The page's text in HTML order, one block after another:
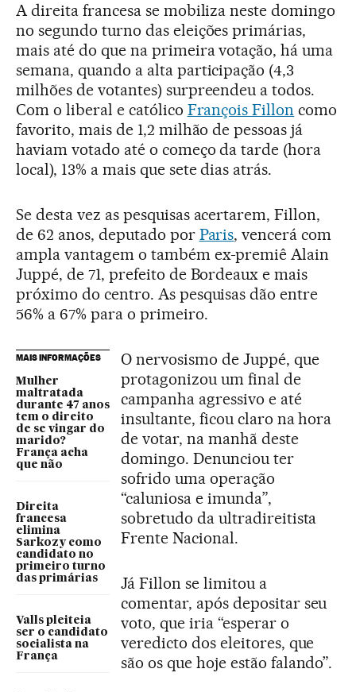
A direita francesa se mobiliza neste domingo
no segundo turno das eleições primárias,
mais até do que na primeira votação, há uma
semana, quando a alta participação (4,3
milhões de votantes) surpreendeu a todos.
Com o liberal e católico François Fillon como
favorito, mais de 1,2 milhão de pessoas já
haviam votado até o começo da tarde (hora
local), 13% a mais que sete dias atrás.
Se desta vez as pesquisas acertarem, Fillon,
de 62 anos, deputado por Paris, vencerá com
ampla vantagem o também ex-premiê Alain
Juppé, de 71, prefeito de Bordeaux e mais
próximo do centro. As pesquisas dão entre
56% a 67% para o primeiro.
MAIS INFORMAÇÕES
Mulher
maltratada
durante 47 anos
tem o direito
de se vingar do
marido?
França acha
que não
Direita
francesa
elimina
Sarkozy como
candidato no
primeiro turno
das primárias
Valls pleiteia
ser o candidato
socialista na
França
O nervosismo de Juppé, que
protagonizou um final de
campanha agressivo e até
insultante, ficou claro na hora
de votar, na manhã deste
domingo. Denunciou ter
sofrido uma operação
“caluniosa e imunda”,
sobretudo da ultradireitista
Frente Nacional.
Já Fillon se limitou a
comentar, após depositar seu
voto, que iria “esperar o
veredicto dos eleitores, que
são os que hoje estão falando”.